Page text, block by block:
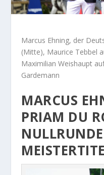
Marcus Ehning, der
(Mitte), Maurice Tebbel
Maximilian Weishaupt
Gardemann
MARCUS
PRIAM DU